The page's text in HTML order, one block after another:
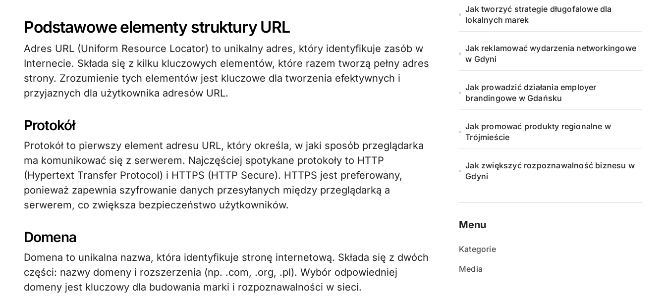
Podstawowe elementy struktury URL
Adres URL (Uniform Resource Locator) to unikalny adres, który identyfikuje zasób w
Internecie. Składa się z kilku kluczowych elementów, które razem tworzą pełny adres
strony. Zrozumienie tych elementów jest kluczowe dla tworzenia efektywnych i
przyjaznych dla użytkownika adresów URL.
Protokół
Protokół to pierwszy element adresu URL, który określa, w jaki sposób przeglądarka
ma komunikować się z serwerem. Najczęściej spotykane protokoły to HTTP
(Hypertext Transfer Protocol) i HTTPS (HTTP Secure). HTTPS jest preferowany,
ponieważ zapewnia szyfrowanie danych przesyłanych między przeglądarką a
serwerem, co zwiększa bezpieczeństwo użytkowników.
Domena
Domena to unikalna nazwa, która identyfikuje stronę internetową. Składa się z dwóch
części: nazwy domeny i rozszerzenia (np. .com, .org, .pl). Wybór odpowiedniej
domeny jest kluczowy dla budowania marki i rozpoznawalności w sieci.
Jak tworzyć strategie długofalowe dla
lokalnych marek
Jak reklamować wydarzenia networkingowe
w Gdyni
Jak prowadzić działania employer
brandingowe w Gdańsku
Jak promować produkty regionalne w
Trójmieście
Jak zwiększyć rozpoznawalność biznesu w
Gdyni
Menu
Kategorie
Media